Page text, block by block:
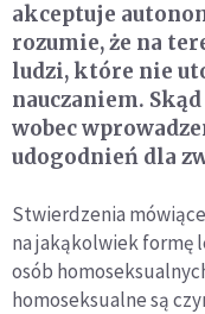
akceptuje
rozumie, że na
ludzi, które nie
nauczaniem.
wobec
udogodnień dla
Stwierdzenia
na jakąkolwiek formę
osób
homoseksualne są